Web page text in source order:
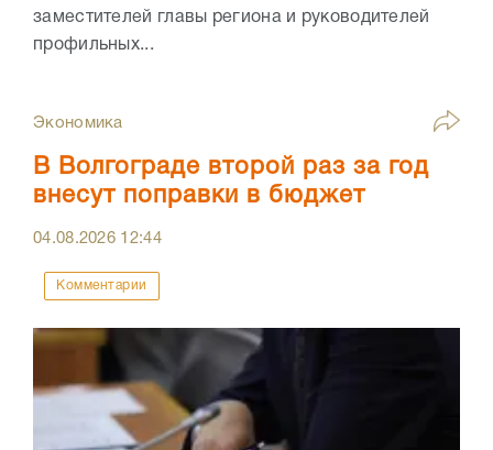
заместителей главы региона и руководителей
профильных...
Экономика
В Волгограде второй раз за год
внесут поправки в бюджет
04.08.2026 12:44
Комментарии